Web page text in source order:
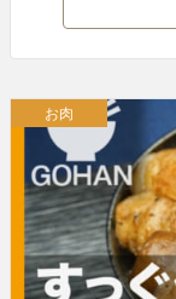
お肉